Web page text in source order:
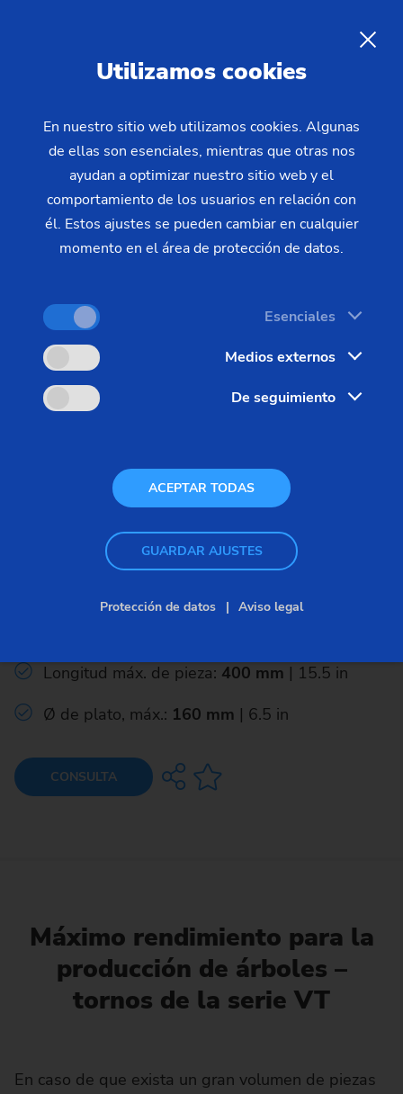
Productos y servicios Máquinas
Tornos
Modular – Ejes – VT
VT 2
Modular – Ejes – VT
Longitud máx. de pieza: 400 mm | 15.5 in
Ø de plato, máx.: 160 mm | 6.5 in
CONSULTA
Máximo rendimiento para la
producción de árboles –
tornos de la serie VT
En caso de que exista un gran volumen de piezas
Utilizamos cookies
En nuestro sitio web utilizamos cookies. Algunas
de ellas son esenciales, mientras que otras nos
ayudan a optimizar nuestro sitio web y el
comportamiento de los usuarios en relación con
él. Estos ajustes se pueden cambiar en cualquier
momento en el área de protección de datos.
Esenciales
Medios externos
De seguimiento
ACEPTAR TODAS
GUARDAR AJUSTES
Protección de datos Aviso legal